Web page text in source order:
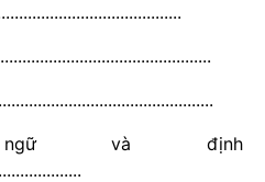
và định